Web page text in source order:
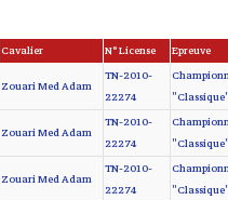
Epreuve
N° License
Cavalier
TN-2010-
22274
Zouari Med Adam
TN-2010-
22274
Zouari Med Adam
TN-2010-
22274
Zouari Med Adam